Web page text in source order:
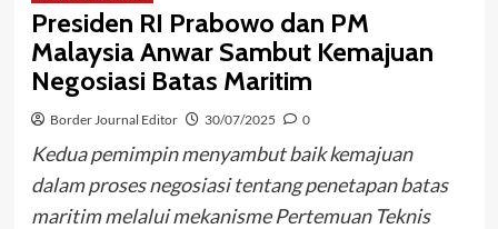
Presiden RI Prabowo dan PM
Malaysia Anwar Sambut Kemajuan
Negosiasi Batas Maritim
Border Journal Editor 30/07/2025 0
Kedua pemimpin menyambut baik kemajuan
dalam proses negosiasi tentang penetapan batas
maritim melalui mekanisme Pertemuan Teknis